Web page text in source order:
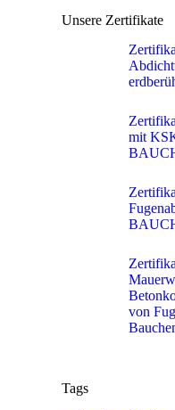
Unsere Zertifikate
mit
von
Tags